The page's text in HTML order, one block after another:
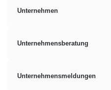
Unternehmen
Unternehmensberatung
Unternehmensmeldungen